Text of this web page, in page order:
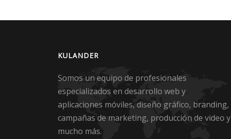
KULANDER
Somos un equipo de profesionales
especializados en desarrollo web y
aplicaciones móviles, diseño gráfico, branding,
campañas de marketing, producción de video y
mucho más.